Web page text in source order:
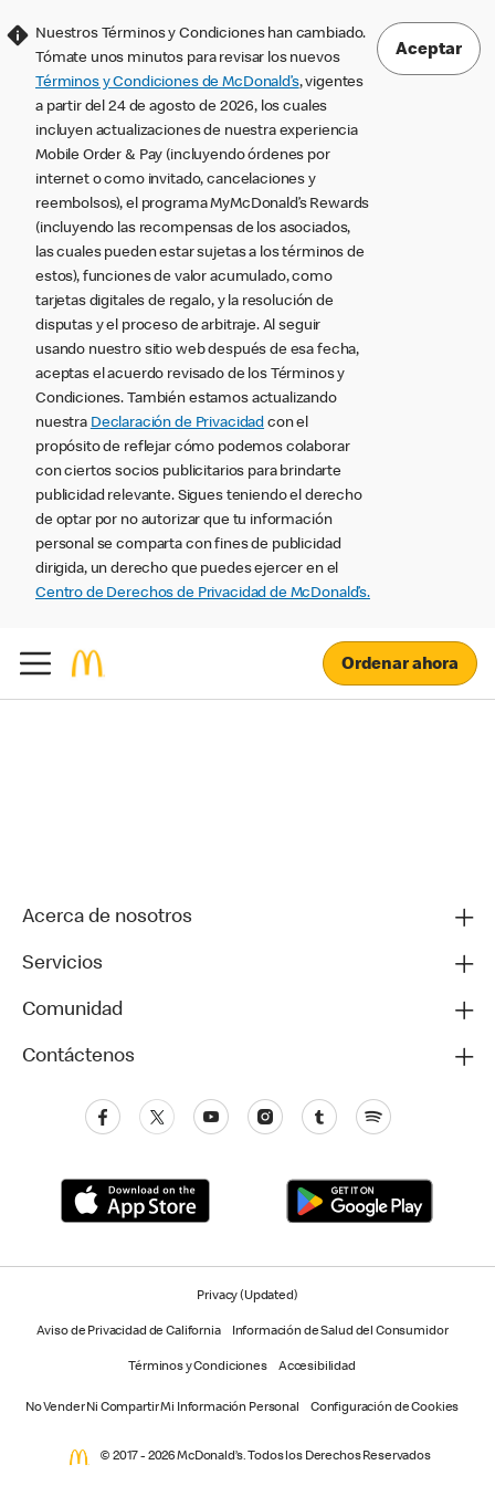
Nuestros Términos y Condiciones han cambiado.
Tómate unos minutos para revisar los nuevos
Términos y Condiciones de McDonald’s, vigentes
a partir del 24 de agosto de 2026, los cuales
incluyen actualizaciones de nuestra experiencia
Mobile Order & Pay (incluyendo órdenes por
internet o como invitado, cancelaciones y
reembolsos), el programa MyMcDonald’s Rewards
(incluyendo las recompensas de los asociados,
las cuales pueden estar sujetas a los términos de
estos), funciones de valor acumulado, como
tarjetas digitales de regalo, y la resolución de
disputas y el proceso de arbitraje. Al seguir
usando nuestro sitio web después de esa fecha,
aceptas el acuerdo revisado de los Términos y
Condiciones. También estamos actualizando
nuestra Declaración de Privacidad con el
propósito de reflejar cómo podemos colaborar
con ciertos socios publicitarios para brindarte
publicidad relevante. Sigues teniendo el derecho
de optar por no autorizar que tu información
personal se comparta con fines de publicidad
dirigida, un derecho que puedes ejercer en el
Centro de Derechos de Privacidad de McDonald’s.
Aceptar
Ordenar ahora
Acerca de nosotros
Servicios
Comunidad
Contáctenos
Privacy (Updated)
Aviso de Privacidad de California Información de Salud del Consumidor
Términos y Condiciones Accesibilidad
No Vender Ni Compartir Mi Información Personal Configuración de Cookies
© 2017 - 2026 McDonald’s. Todos los Derechos Reservados